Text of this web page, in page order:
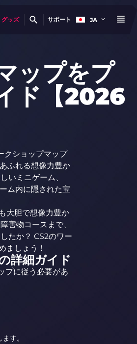
グッズ サポート JA
ップをプ
ド【2026
ショップマップ
ふれる想像力豊か
いミニゲーム、
ム内に隠された宝
大胆で想像力豊か
害物コースまで、
たか？ CS2のワー
ましょう！
詳細ガイド
プに従う必要があ
す。